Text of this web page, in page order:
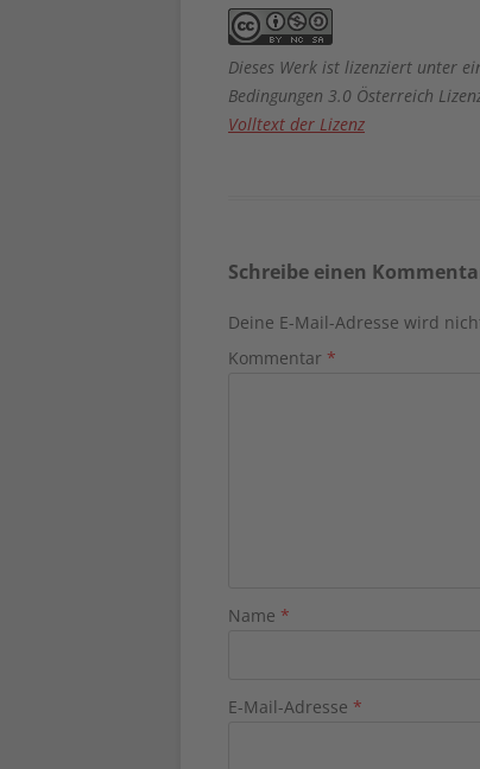
Dieses Werk ist lizenziert unter
Bedingungen 3.0 Österreich
Volltext der Lizenz
Schreibe einen
Deine E-Mail-Adresse wird
Kommentar *
Name *
E-Mail-Adresse *